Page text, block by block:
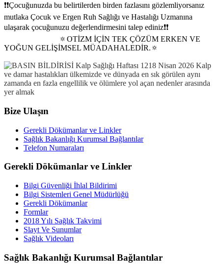
❗❗Çocuğunuzda bu belirtilerden birden fazlasını gözlemliyorsanız
mutlaka Çocuk ve Ergen Ruh Sağlığı ve Hastalığı Uzmanına
ulaşarak çocuğunuzu değerlendirmesini talep ediniz❗❗
🔅OTİZM İÇİN TEK ÇÖZÜM ERKEN VE
YOĞUN GELİŞİMSEL MÜADAHALEDİR.🔅
Bize Ulaşın
Gerekli Dökümanlar ve Linkler
Sağlık Bakanlığı Kurumsal Bağlantılar
Telefon Numaraları
Gerekli Dökümanlar ve Linkler
Bilgi Güvenliği İhlal Bildirimi
Bilgi Sistemleri Genel Müdürlüğü
Gerekli Dökümanlar
Formlar
2018 Yılı Sağlık Takvimi
Slayt Ve Sunumlar
Sağlık Videoları
Sağlık Bakanlığı Kurumsal Bağlantılar